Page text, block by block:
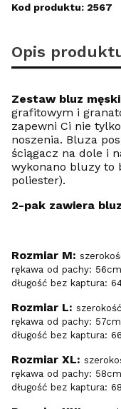
Kod produktu: 2567
Opis
Zestaw bluz
grafitowym i
zapewni Ci nie
noszenia. Bluza
ściągacz na dole i
wykonano bluzy to
poliester).
2-pak zawiera
Rozmiar M:
rękawa od pachy:
długość bez kaptura:
Rozmiar L:
rękawa od pachy:
długość bez kaptura:
Rozmiar XL:
rękawa od pachy:
długość bez kaptura: